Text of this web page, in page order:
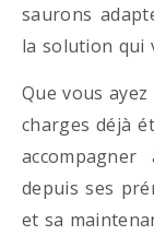
saurons
la solution qui
Que vous
charges déjà
depuis ses
et sa